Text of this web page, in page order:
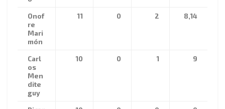
Onof
re
Mari
món
11 0 2 8,14
Carl
os
Men
dite
guy
10 0 1 9